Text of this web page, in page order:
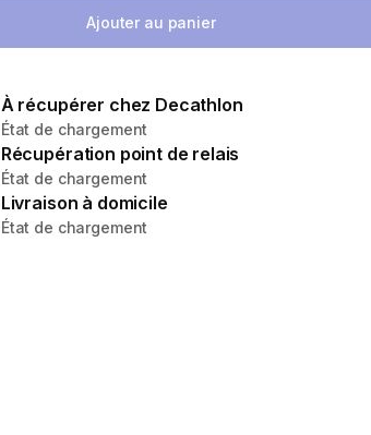
Ajouter au panier
À récupérer chez Decathlon
État de chargement
Récupération point de relais
État de chargement
Livraison à domicile
État de chargement